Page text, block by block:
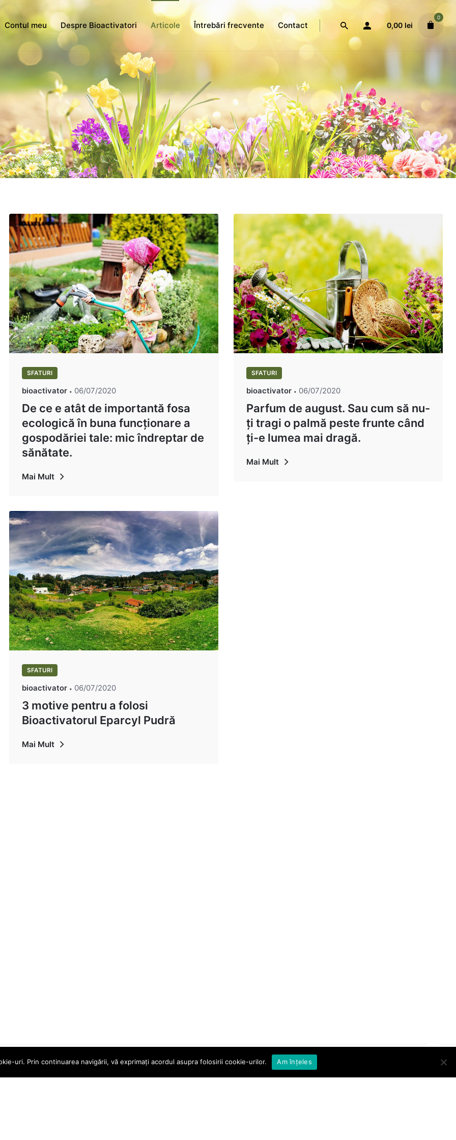
Contul meu Despre Bioactivatori Articole Întrebări frecvente Contact 0,00 lei
0
SFATURI
bioactivator 06/07/2020
De ce e atât de importantă fosa
ecologică în buna funcționare a
gospodăriei tale: mic îndreptar de
sănătate.
Mai Mult
SFATURI
bioactivator 06/07/2020
Parfum de august. Sau cum să nu-
ți tragi o palmă peste frunte când
ți-e lumea mai dragă.
Mai Mult
SFATURI
bioactivator 06/07/2020
3 motive pentru a folosi
Bioactivatorul Eparcyl Pudră
Mai Mult
uri. Prin continuarea navigării, vă exprimați acordul asupra folosirii cookie-urilor. Am înțeles